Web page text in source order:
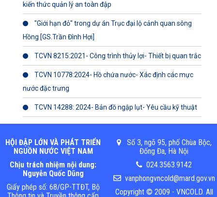
kiến thức quản lý an toàn đập
"Giới hạn đỏ" trong dự án Trục đại lộ cảnh quan sông
Hồng [GS.Trần Đình Hợi]
TCVN 8215:2021- Công trình thủy lợi- Thiết bị quan trắc
TCVN 10778:2024- Hồ chứa nước- Xác định các mực
nước đặc trưng
TCVN 14288: 2024- Bản đồ ngập lụt- Yêu cầu kỹ thuật
HỘI ĐẬP LỚN VÀ PHÁT TRIỂN
NGUỒN NƯỚC VIỆT NAM
Chịu trách nhiệm nội dung:
Nguyễn Quốc Dũng
Giấy phép số: 68/GP-TTĐT, Bộ
Số 3, ngõ 95, phố Chùa Bộc,
Đống Đa, Hà Nội
024.3563.9142
vanphongvncold@mard.gov.vn
Copyright © 2009 - VNCOLD. All